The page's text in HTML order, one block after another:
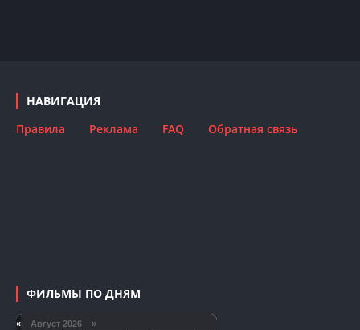
НАВИГАЦИЯ
Правила
Реклама FAQ Обратная связь
ФИЛЬМЫ ПО ДНЯМ
« Август 2026 »